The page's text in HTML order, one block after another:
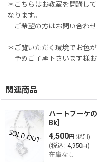
＊こちらはお教室を開講し
なります。
ご希望の方はお問い合わせ
＊ご覧いただく環境でお色
予めご了承下さいます様お
関連商品
ハートブーケ
Bk
4,500円 (税別)
(税込 : 4,950円)
在庫なし